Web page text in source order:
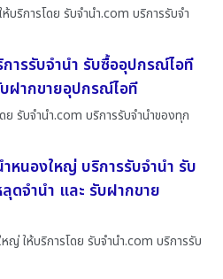
บริการโดย รับจํานํา.com บริการรับจำ
ารรับจำนำ รับซื้ออุปกรณ์ไอที
ฝากขายอุปกรณ์ไอที
รับจํานํา.com บริการรับจำนำของทุก
หนองใหญ่ บริการรับจำนำ รับ
ดจำนำ และ รับฝากขาย
ญ่ ให้บริการโดย รับจํานํา.com บริการรับ